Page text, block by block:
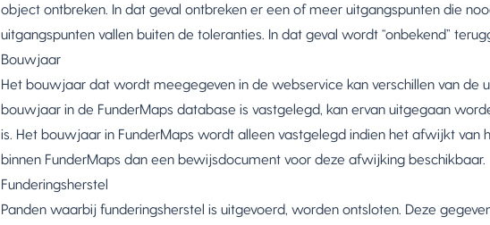
object ontbreken. In dat geval ontbreken er een of meer uitgangspunten die
uitgangspunten vallen buiten de toleranties. In dat geval wordt “onbekend”
Bouwjaar
Het bouwjaar dat wordt meegegeven in de webservice kan verschillen van de
bouwjaar in de FunderMaps database is vastgelegd, kan ervan uitgegaan
is. Het bouwjaar in FunderMaps wordt alleen vastgelegd indien het afwijkt van
binnen FunderMaps dan een bewijsdocument voor deze afwijking beschikbaar.
Funderingsherstel
Panden waarbij funderingsherstel is uitgevoerd, worden ontsloten. Deze